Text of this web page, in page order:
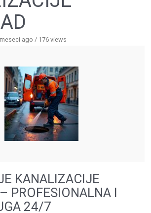
ago / 176 views
KANALIZACIJE
PROFESIONALNA I
24/7